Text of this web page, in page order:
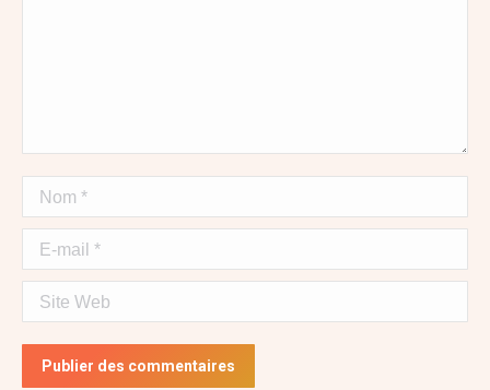
Nom *
E-mail *
Site Web
Publier des commentaires